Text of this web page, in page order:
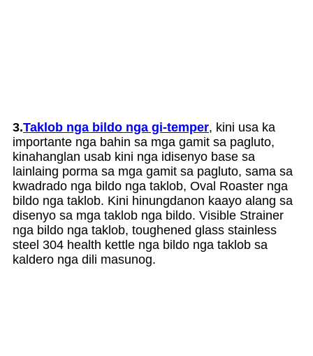
3.Taklob nga bildo nga gi-temper, kini usa ka
importante nga bahin sa mga gamit sa pagluto,
kinahanglan usab kini nga idisenyo base sa
lainlaing porma sa mga gamit sa pagluto, sama sa
kwadrado nga bildo nga taklob, Oval Roaster nga
bildo nga taklob. Kini hinungdanon kaayo alang sa
disenyo sa mga taklob nga bildo. Visible Strainer
nga bildo nga taklob, toughened glass stainless
steel 304 health kettle nga bildo nga taklob sa
kaldero nga dili masunog.